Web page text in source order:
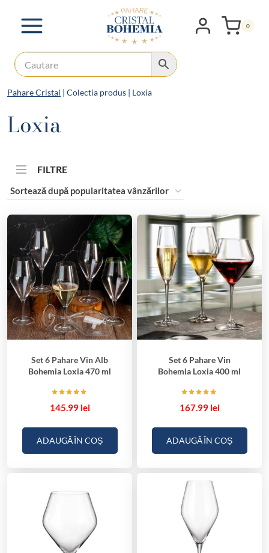
0
Pahare Cristal | Colectia produs | Loxia
Loxia
FILTRE
Set 6 Pahare Vin Alb
Bohemia Loxia 470 ml
5.00
145.99 lei
ADAUGĂ ÎN COȘ
Set 6 Pahare Vin
Bohemia Loxia 400 ml
5.00
167.99 lei
ADAUGĂ ÎN COȘ